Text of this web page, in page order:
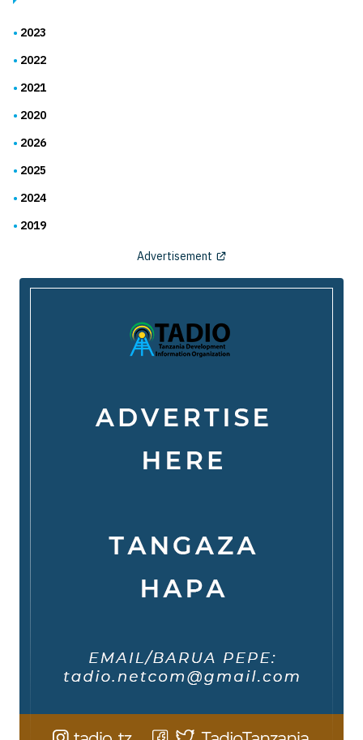
2023
2022
2021
2020
2026
2025
2024
2019
Advertisement